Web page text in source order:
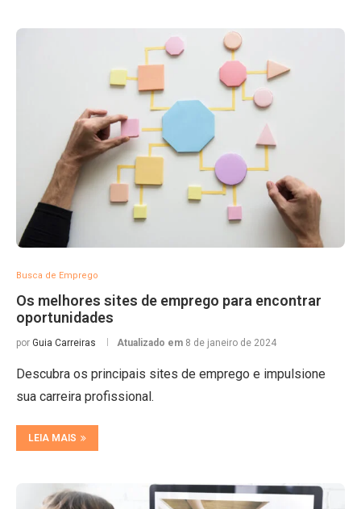
Busca de Emprego
Os melhores sites de emprego para encontrar
oportunidades
por Guia Carreiras Atualizado em 8 de janeiro de 2024
Descubra os principais sites de emprego e impulsione
sua carreira profissional.
LEIA MAIS